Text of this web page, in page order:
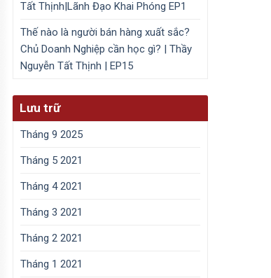
Tất Thịnh|Lãnh Đạo Khai Phóng EP1
Thế nào là người bán hàng xuất sắc?
Chủ Doanh Nghiệp cần học gì? | Thầy
Nguyễn Tất Thịnh | EP15
Lưu trữ
Tháng 9 2025
Tháng 5 2021
Tháng 4 2021
Tháng 3 2021
Tháng 2 2021
Tháng 1 2021